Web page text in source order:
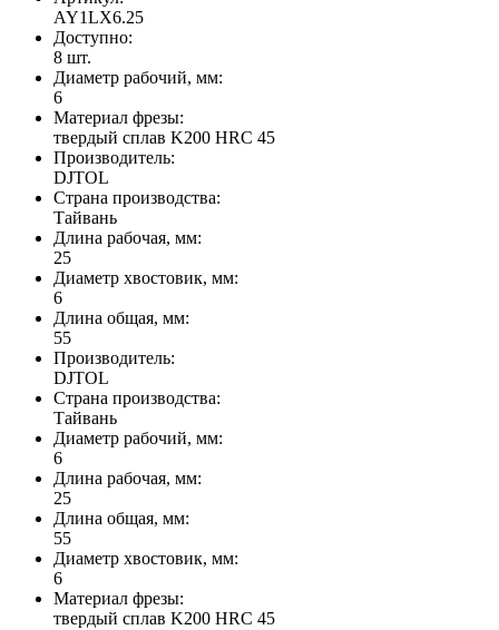
AY1LX6.25
Доступно:
8 шт.
Диаметр рабочий, мм:
6
Материал фрезы:
твердый сплав K200 HRC 45
Производитель:
DJTOL
Страна производства:
Тайвань
Длина рабочая, мм:
25
Диаметр хвостовик, мм:
6
Длина общая, мм:
55
Производитель:
DJTOL
Страна производства:
Тайвань
Диаметр рабочий, мм:
6
Длина рабочая, мм:
25
Длина общая, мм:
55
Диаметр хвостовик, мм:
6
Материал фрезы:
твердый сплав K200 HRC 45